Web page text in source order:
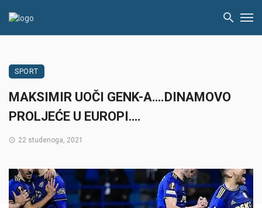
SPORT
MAKSIMIR UOČI GENK-A….DINAMOVO
PROLJEĆE U EUROPI….
22 studenoga, 2021